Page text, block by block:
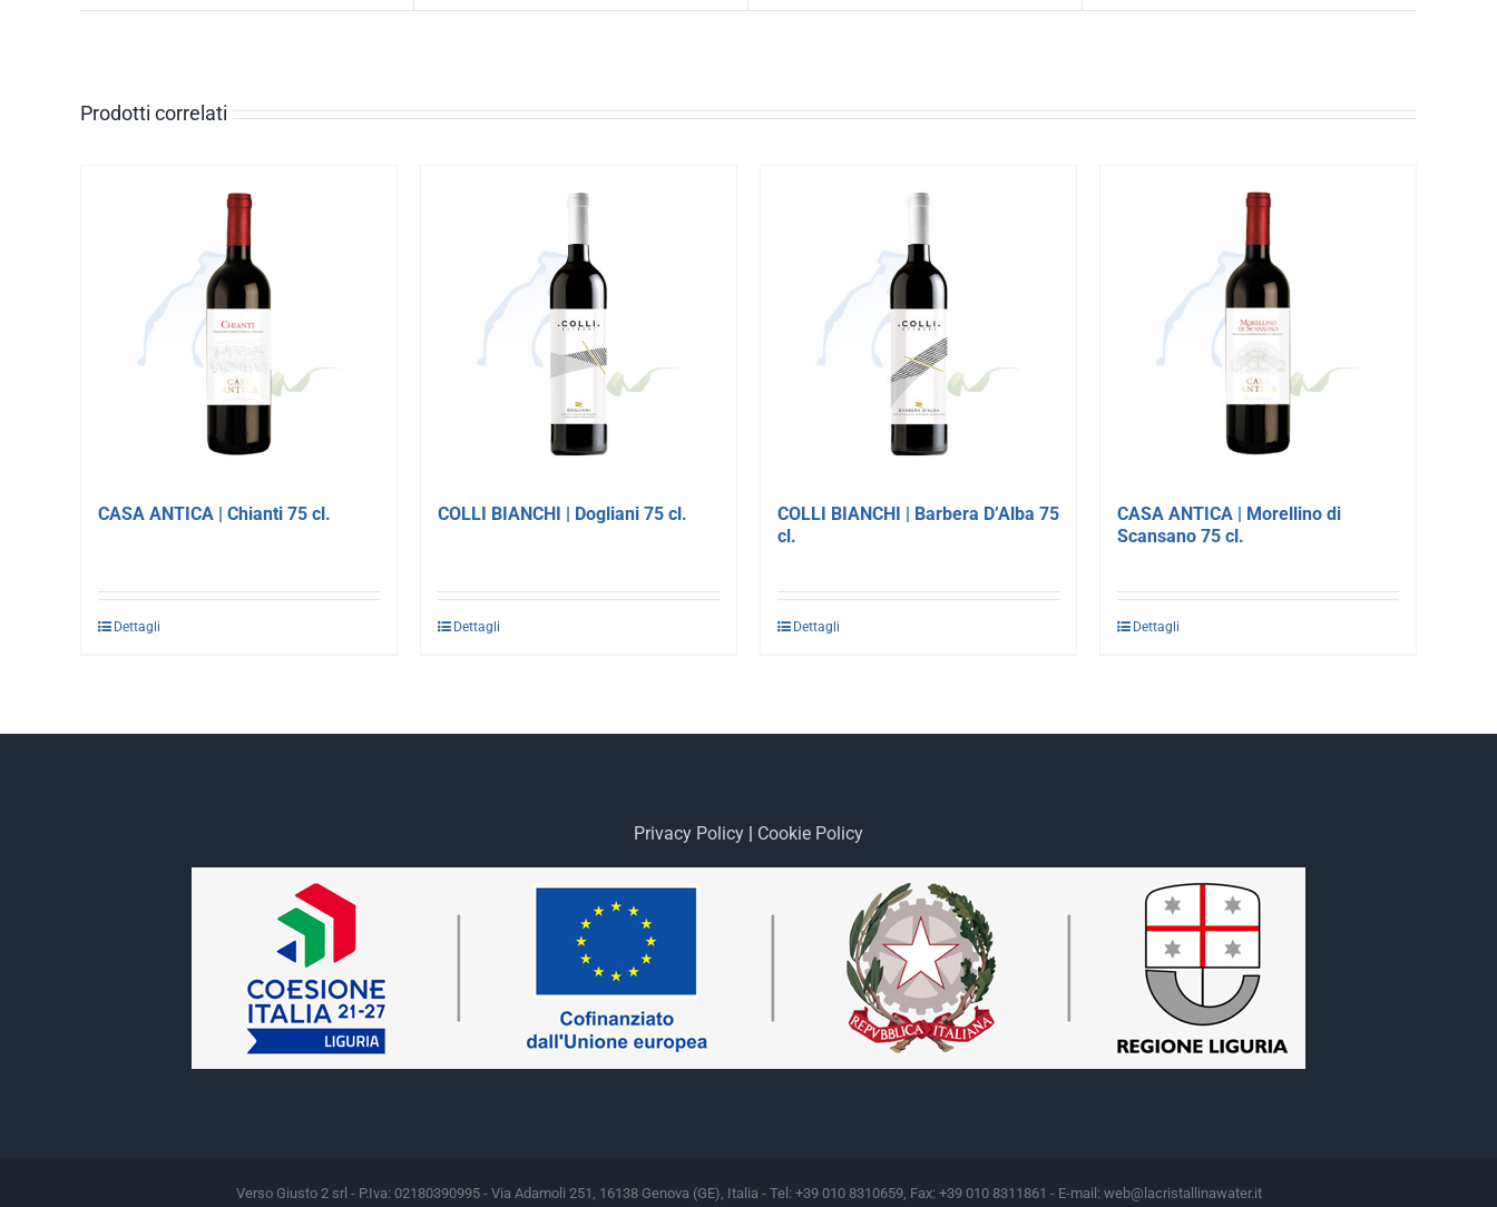
Prodotti correlati
CASA ANTICA | Chianti 75 cl.
Dettagli
COLLI BIANCHI | Dogliani 75 cl.
Dettagli
COLLI BIANCHI | Barbera D’Alba 75
cl.
Dettagli
CASA ANTICA | Morellino di
Scansano 75 cl.
Dettagli
Privacy Policy | Cookie Policy
Verso Giusto 2 srl - P.Iva: 02180390995 - Via Adamoli 251, 16138 Genova (GE), Italia - Tel: +39 010 8310659, Fax: +39 010 8311861 - E-mail: web@lacristallinawater.it